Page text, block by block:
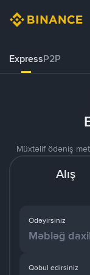
ExpressP2P
Müxtəlif ödəniş
Alış
Ödəyirsiniz
Qəbul edirsiniz